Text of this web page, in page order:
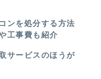
ンを処分する方法
工事費も紹介
サービスのほうが